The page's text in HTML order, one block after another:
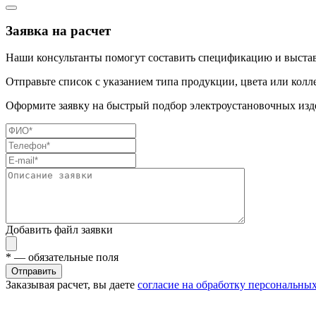
Заявка на расчет
Наши консультанты помогут составить спецификацию и
Отправьте список с указанием типа продукции, цвета или
Оформите заявку на быстрый подбор электроустановочных
Добавить файл заявки
* — обязательные поля
Отправить
Заказывая расчет, вы даете согласие на обработку